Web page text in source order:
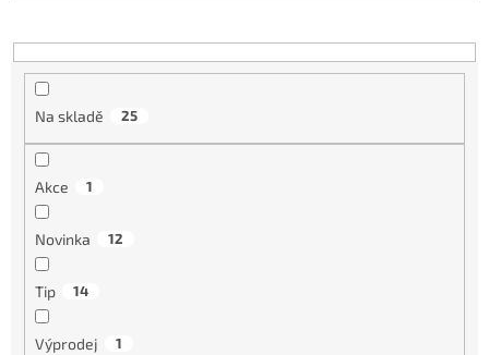
u
Na skladě 25
Akce 1
Novinka 12
Tip 14
Výprodej 1